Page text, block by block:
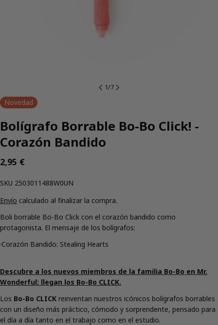
1/7
Novedad
Bolígrafo Borrable Bo-Bo Click! -
Corazón Bandido
Precio
2,95 €
SKU SKU:
2503011488W0UN
Envío calculado al finalizar la compra.
Boli borrable Bo-Bo Click con el corazón bandido como
protagonista. El mensaje de los bolígrafos:
·Corazón Bandido: Stealing Hearts
Descubre a los nuevos miembros de la familia Bo-Bo en Mr.
Wonderful: llegan los Bo-Bo CLICK.
Los Bo-Bo CLICK reinventan nuestros icónicos bolígrafos borrables
con un diseño más práctico, cómodo y sorprendente, pensado para
el día a día tanto en el trabajo como en el estudio.
Compartir
Compartir
en
Facebook
Compartir
en
Pin
en
Pinterest